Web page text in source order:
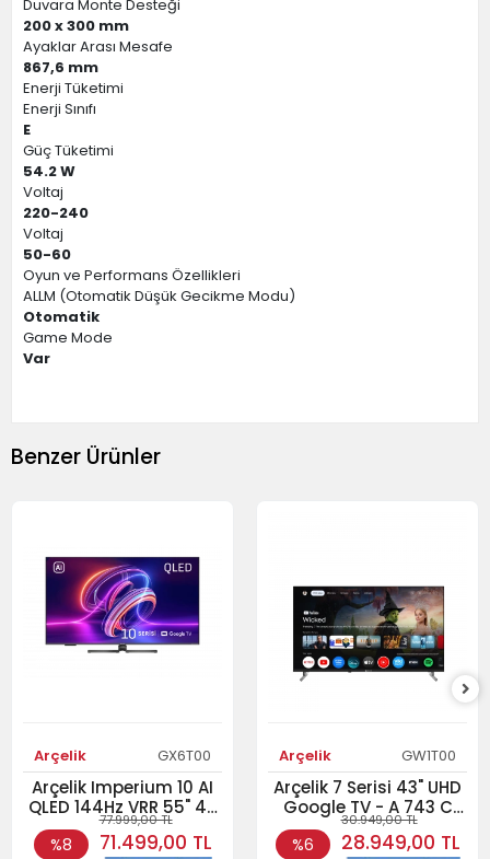
Duvara Monte Desteği
200 x 300 mm
Ayaklar Arası Mesafe
867,6 mm
Enerji Tüketimi
Enerji Sınıfı
E
Güç Tüketimi
54.2 W
Voltaj
220-240
Voltaj
50-60
Oyun ve Performans Özellikleri
ALLM (Otomatik Düşük Gecikme Modu)
Otomatik
Game Mode
Var
Benzer Ürünler
Arçelik GX6T00
Arçelik Imperium 10 AI
QLED 144Hz VRR 55" 4K
UHD Google TV - A 1055
C AI Smart TV
%8
77.999,00 TL
71.499,00 TL
Arçelik GW1T00
Arçelik 7 Serisi 43" UHD
Google TV - A 743 C
Smart TV
%6
30.949,00 TL
28.949,00 TL